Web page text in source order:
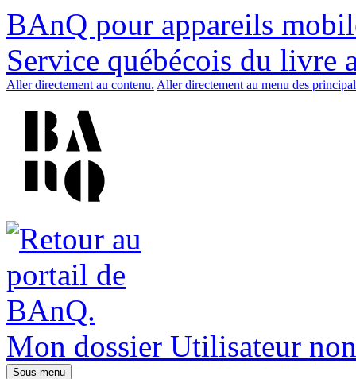
BAnQ pour appareils
Service québécois du livre
Aller directement au contenu. Aller directement au menu des
Mon dossier Utilisateur
Sous-menu